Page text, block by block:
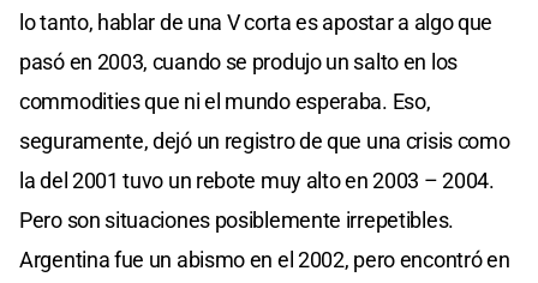
lo tanto, hablar de una V corta es apostar a algo que
pasó en 2003, cuando se produjo un salto en los
commodities que ni el mundo esperaba. Eso,
seguramente, dejó un registro de que una crisis como
la del 2001 tuvo un rebote muy alto en 2003 – 2004.
Pero son situaciones posiblemente irrepetibles.
Argentina fue un abismo en el 2002, pero encontró en